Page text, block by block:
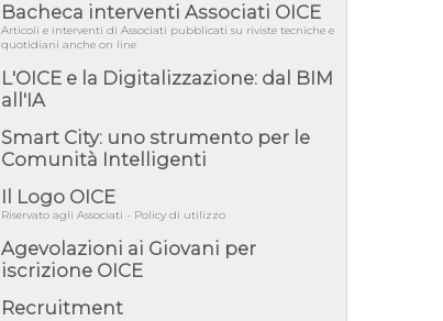
05/08/26 - SAVE THE DATE: Assemblea
Pubblica Confindustria Professioni ...
05/08/26 - Successo OICE per il bando della
Città metropolitana di Reg...
Giunta Regionale della Campa...
04/08/26 - DL PA: previste cancellazioni da
elenchi professionisti per ...
04/08/26 - International Sustainable
Buildings Competition - COP31, An...
04/08/26 - CdS, project financing: progetto di
04/08/26 - Rapporto Anac corruzione 2020-
Bacheca interventi Associati OICE
Articoli e interventi di Associati pubblicati su riviste tecniche e
quotidiani anche on line
L'OICE e la Digitalizzazione: dal BIM
all'IA
Smart City: uno strumento per le
Comunità Intelligenti
Il Logo OICE
Riservato agli Associati - Policy di utilizzo
Agevolazioni ai Giovani per
iscrizione OICE
Recruitment